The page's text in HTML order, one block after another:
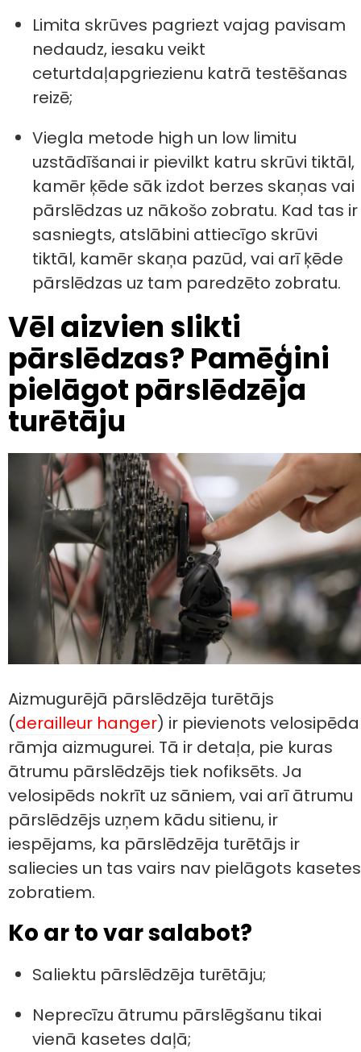
Limita skrūves pagriezt vajag pavisam
nedaudz, iesaku veikt
ceturtdaļapgriezienu katrā testēšanas
reizē;
Viegla metode high un low limitu
uzstādīšanai ir pievilkt katru skrūvi tiktāl,
kamēr ķēde sāk izdot berzes skaņas vai
pārslēdzas uz nākošo zobratu. Kad tas ir
sasniegts, atslābini attiecīgo skrūvi
tiktāl, kamēr skaņa pazūd, vai arī ķēde
pārslēdzas uz tam paredzēto zobratu.
Vēl aizvien slikti
pārslēdzas? Pamēģini
pielāgot pārslēdzēja
turētāju
Aizmugurējā pārslēdzēja turētājs
(derailleur hanger) ir pievienots velosipēda
rāmja aizmugurei. Tā ir detaļa, pie kuras
ātrumu pārslēdzējs tiek nofiksēts. Ja
velosipēds nokrīt uz sāniem, vai arī ātrumu
pārslēdzējs uzņem kādu sitienu, ir
iespējams, ka pārslēdzēja turētājs ir
saliecies un tas vairs nav pielāgots kasetes
zobratiem.
Ko ar to var salabot?
Saliektu pārslēdzēja turētāju;
Neprecīzu ātrumu pārslēgšanu tikai
vienā kasetes daļā;